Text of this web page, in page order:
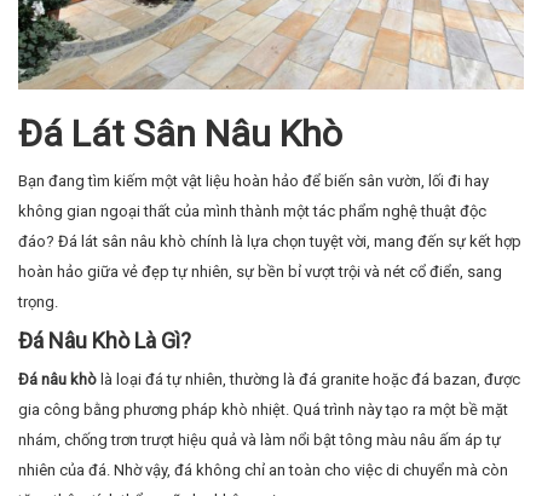
Đá Lát Sân Nâu Khò
Bạn đang tìm kiếm một vật liệu hoàn hảo để biến sân vườn, lối đi hay
không gian ngoại thất của mình thành một tác phẩm nghệ thuật độc
đáo? Đá lát sân nâu khò chính là lựa chọn tuyệt vời, mang đến sự kết hợp
hoàn hảo giữa vẻ đẹp tự nhiên, sự bền bỉ vượt trội và nét cổ điển, sang
trọng.
Đá Nâu Khò Là Gì?
Đá nâu khò là loại đá tự nhiên, thường là đá granite hoặc đá bazan, được
gia công bằng phương pháp khò nhiệt. Quá trình này tạo ra một bề mặt
nhám, chống trơn trượt hiệu quả và làm nổi bật tông màu nâu ấm áp tự
nhiên của đá. Nhờ vậy, đá không chỉ an toàn cho việc di chuyển mà còn